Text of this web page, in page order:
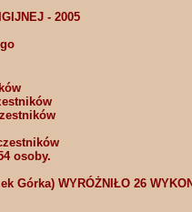
- 2005
osoby.
Górka) WYRÓŻNIŁO 26